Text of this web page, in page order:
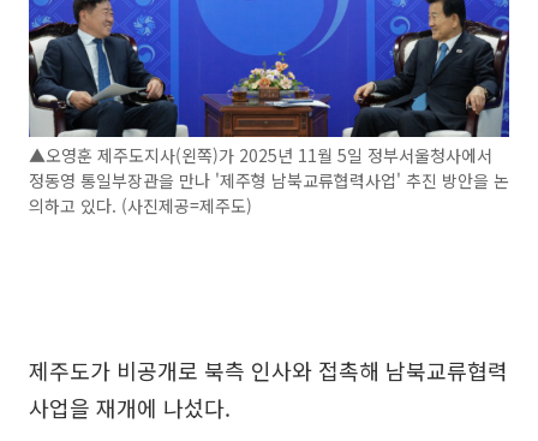
▲오영훈 제주도지사(왼쪽)가 2025년 11월 5일 정부서울청사에서
정동영 통일부장관을 만나 '제주형 남북교류협력사업' 추진 방안을 논
의하고 있다. (사진제공=제주도)
제주도가 비공개로 북측 인사와 접촉해 남북교류협력
사업을 재개에 나섰다.